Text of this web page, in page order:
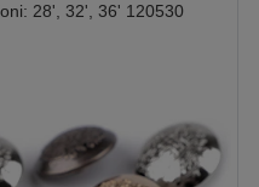
28', 32', 36' 120530